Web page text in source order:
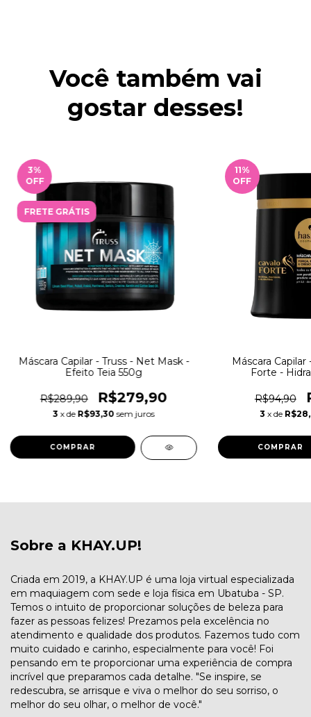
Você também vai
gostar desses!
3%
OFF
FRETE GRÁTIS
Máscara Capilar - Truss - Net Mask -
Efeito Teia 550g
R$289,90 R$279,90
3 x de R$93,30 sem juros
11%
OFF
Máscara Capilar
Forte -
R$94,90
3 x de
Sobre a KHAY.UP!
Criada em 2019, a KHAY.UP é uma loja virtual especializada
em maquiagem com sede e loja física em Ubatuba - SP.
Temos o intuito de proporcionar soluções de beleza para
fazer as pessoas felizes! Prezamos pela excelência no
atendimento e qualidade dos produtos. Fazemos tudo com
muito cuidado e carinho, especialmente para você! Foi
pensando em te proporcionar uma experiência de compra
incrível que preparamos cada detalhe. "Se inspire, se
redescubra, se arrisque e viva o melhor do seu sorriso, o
melhor do seu olhar, o melhor de você."